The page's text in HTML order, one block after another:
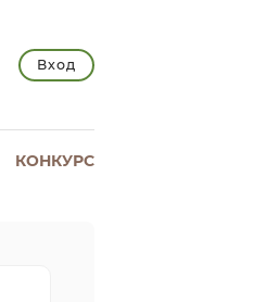
Вход
КОНКУРС